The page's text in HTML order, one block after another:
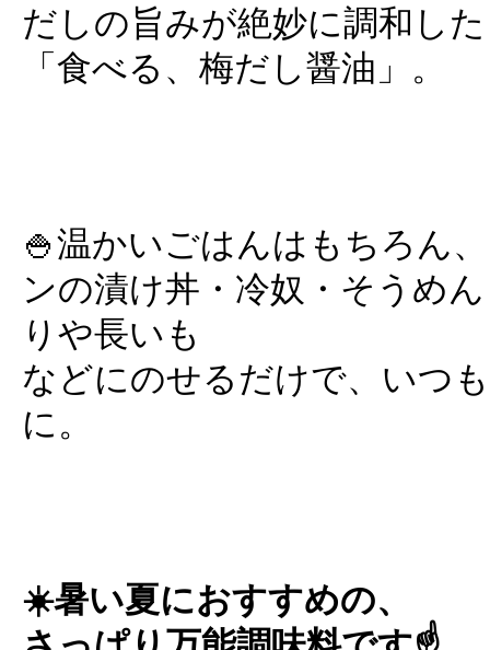
だしの旨みが絶妙に調和した
「食べる、梅だし醤油」。
🍚温かいごはんはもちろん
ンの漬け丼・冷奴・そうめ
りや長いも
などにのせるだけで、いつ
に。
☀️暑い夏におすすめの、